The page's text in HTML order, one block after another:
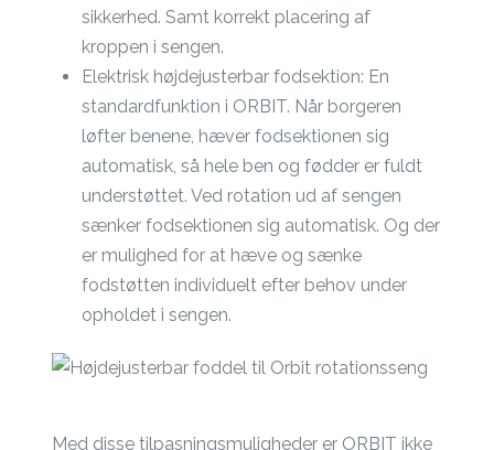
sikkerhed. Samt korrekt placering af
kroppen i sengen.
Elektrisk højdejusterbar fodsektion: En
standardfunktion i ORBIT. Når borgeren
løfter benene, hæver fodsektionen sig
automatisk, så hele ben og fødder er fuldt
understøttet. Ved rotation ud af sengen
sænker fodsektionen sig automatisk. Og der
er mulighed for at hæve og sænke
fodstøtten individuelt efter behov under
opholdet i sengen.
Med disse tilpasningsmuligheder er ORBIT ikke